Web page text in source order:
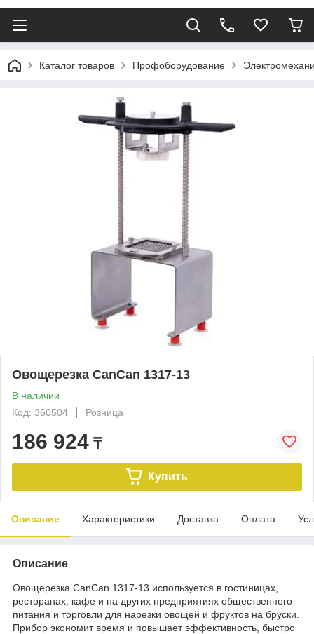
Каталог товаров Профоборудование
Овощерезка CanCan 1317-13
В наличии
Код: 360504
Розница
186 924 ₸
Купить
Описание Характеристики Доставка Оплата
Описание
Овощерезка CanCan 1317-13 используется в гостиницах,
ресторанах, кафе и на других предприятиях общественного
питания и торговли для нарезки овощей и фруктов на бруски.
Прибор экономит время и повышает эффективность, быстро